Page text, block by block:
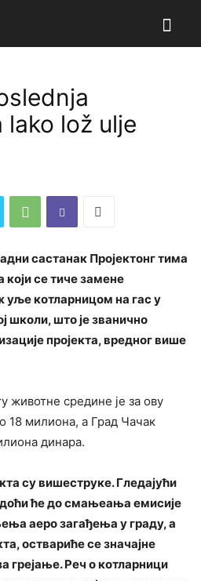
lož ulje
састанак Пројектонг тима
који се тиче замене
уље котларницом на гас у
школи, што је званично
пројекта, вредног више
животне средине је за ову
18 милиона, а Град Чачак
динара.
су вишеструке. Гледајући
ће до смањеања емисије
аеро загађења у граду, а
оствариће се значајне
грејање. Реч о котларници